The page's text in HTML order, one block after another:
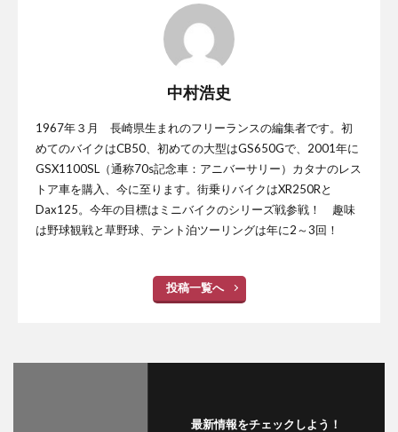
中村浩史
1967年３月 長崎県生まれのフリーランスの編集者です。初
めてのバイクはCB50、初めての大型はGS650Gで、2001年に
GSX1100SL（通称70s記念車：アニバーサリー）カタナのレス
トア車を購入、今に至ります。街乗りバイクはXR250Rと
Dax125。今年の目標はミニバイクのシリーズ戦参戦！ 趣味
は野球観戦と草野球、テント泊ツーリングは年に2～3回！
投稿一覧へ
最新情報をチェックしよう！